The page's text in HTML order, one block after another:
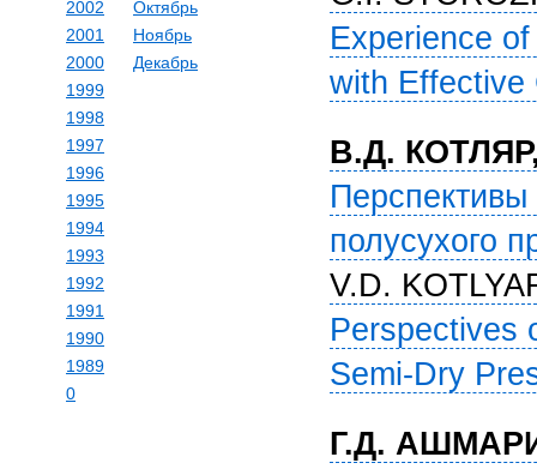
Октябрь
Ноябрь
Декабрь
2002
2001
2000
1999
1998
1997
1996
1995
1994
1993
1992
1991
1990
1989
0
Experience
with Effective
В.Д.
Перспективы
полусухого
V.D.
Perspectives
Semi-Dry
Г.Д.